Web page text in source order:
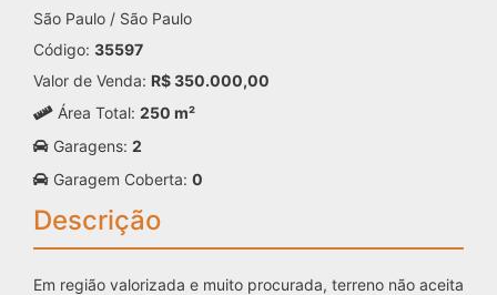
São Paulo / São Paulo
Código: 35597
Valor de Venda: R$ 350.000,00
Área Total: 250 m²
Garagens: 2
Garagem Coberta: 0
Descrição
Em região valorizada e muito procurada, terreno não aceita